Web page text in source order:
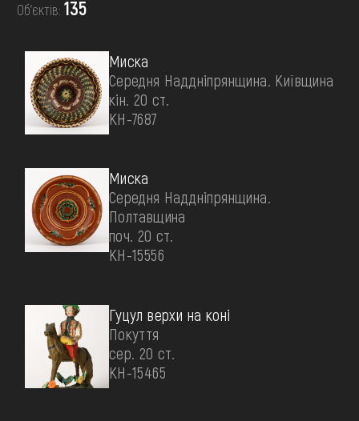
ПІДТРИМАТИ
Об’єктів:135
Миска
Середня Наддніпрянщина. Київщина
кін. 20 ст.
КН-7687
Миска
Середня Наддніпрянщина.
Полтавщина
поч. 20 ст.
КН-15556
Гуцул верхи на коні
Покуття
сер. 20 ст.
КН-15465